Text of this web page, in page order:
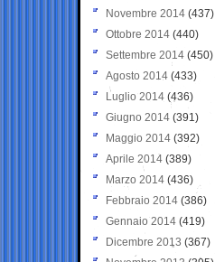
Novembre 2014 (437)
Ottobre 2014 (440)
Settembre 2014 (450)
Agosto 2014 (433)
Luglio 2014 (436)
Giugno 2014 (391)
Maggio 2014 (392)
Aprile 2014 (389)
Marzo 2014 (436)
Febbraio 2014 (386)
Gennaio 2014 (419)
Dicembre 2013 (367)